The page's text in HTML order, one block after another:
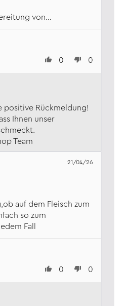
von
0 0
positive Rückmeldung!
Ihnen unser
Team
21/04/26
auf dem Fleisch zum
so zum
Fall
0 0